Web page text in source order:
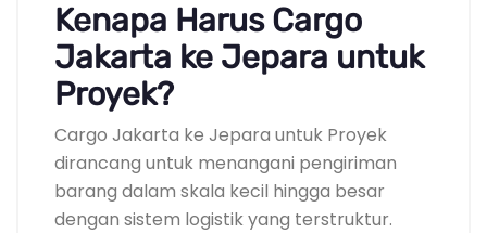
Kenapa Harus Cargo
Jakarta ke Jepara untuk
Proyek?
Cargo Jakarta ke Jepara untuk Proyek
dirancang untuk menangani pengiriman
barang dalam skala kecil hingga besar
dengan sistem logistik yang terstruktur.